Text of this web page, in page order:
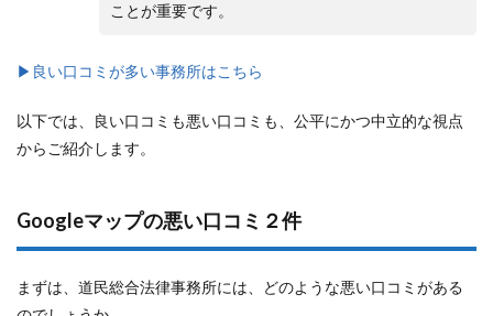
ことが重要です。
▶︎良い口コミが多い事務所はこちら
以下では、良い口コミも悪い口コミも、公平にかつ中立的な視点
からご紹介します。
Googleマップの悪い口コミ２件
まずは、道民総合法律事務所には、どのような悪い口コミがある